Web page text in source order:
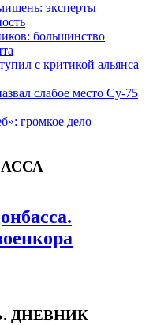
эксперты
большинство
с критикой альянса
слабое место Су-75
громкое дело
ДНЕВНИК